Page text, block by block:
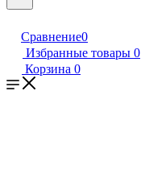
Сравнение0
Избранные товары 0
Корзина 0